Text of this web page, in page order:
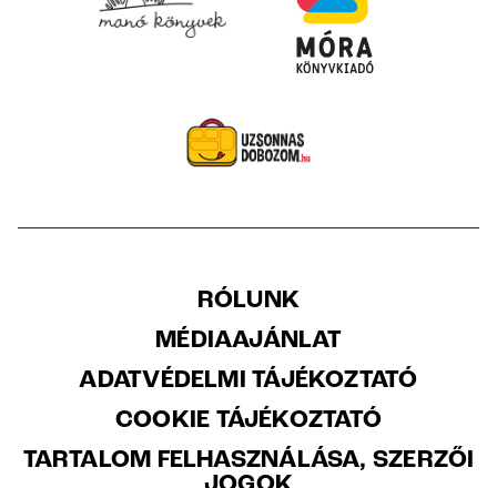
RÓLUNK
MÉDIAAJÁNLAT
ADATVÉDELMI TÁJÉKOZTATÓ
COOKIE TÁJÉKOZTATÓ
TARTALOM FELHASZNÁLÁSA, SZERZŐI